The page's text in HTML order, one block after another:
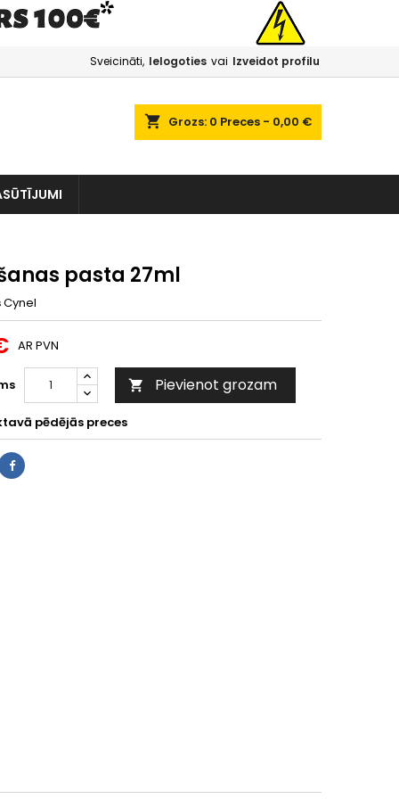
Sveicināti, Ielogoties vai Izveidot profilu
shopping_cart Grozs: 0 Preces - 0,00 €
pasta 27ml
Cynel
AR PVN
 Pievienot grozam
pēdējās preces